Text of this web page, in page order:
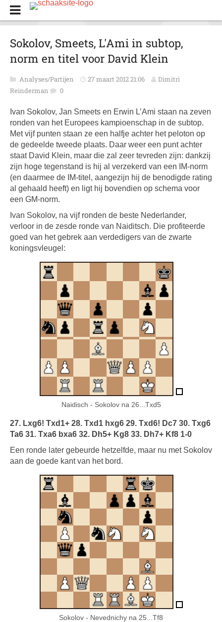
Sokolov, Smeets, L'Ami in subtop,
norm en titel voor David Klein
Analyses/Partijen 27 maart 2012 21:06
Dimitri
Reinderman
0
Ivan Sokolov, Jan Smeets en Erwin L’Ami staan na zeven
ronden van het Europees kampioenschap in de subtop.
Met vijf punten staan ze een halfje achter het peloton op
de gedeelde tweede plaats. Daar weer een punt achter
staat David Klein, maar die zal zeer tevreden zijn: dankzij
zijn hoge tegenstand is hij al verzekerd van een IM-norm
(en daarmee de IM-titel, aangezijn hij de benodigde rating
al gehaald heeft) en ligt hij bovendien op schema voor
een GM-norm.
Ivan Sokolov, na vijf ronden de beste Nederlander,
verloor in de zesde ronde van Naiditsch. Die profiteerde
goed van het gebrek aan verdedigers van de zwarte
koningsvleugel:
Naidisch - Sokolov na 26...Txd5
27. Lxg6! Txd1+ 28. Txd1 hxg6 29. Txd6! Dc7 30. Txg6
Ta6 31. Txa6 bxa6 32. Dh5+ Kg8 33. Dh7+ Kf8 1-0
Een ronde later gebeurde hetzelfde, maar nu met Sokolov
aan de goede kant van het bord.
Sokolov - Nevednichy na 25...Tf8